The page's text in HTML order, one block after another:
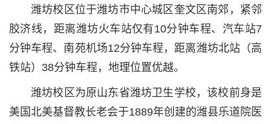
潍坊校区位于潍坊市中心城区奎文区南郊，紧邻
胶济线，距离潍坊火车站仅有10分钟车程、汽车站7
分钟车程、南苑机场12分钟车程，距离潍坊北站（高
铁站）38分钟车程，地理位置优越。
潍坊校区为原山东省潍坊卫生学校，该校前身是
美国北美基督教长老会于1889年创建的潍县乐道院医